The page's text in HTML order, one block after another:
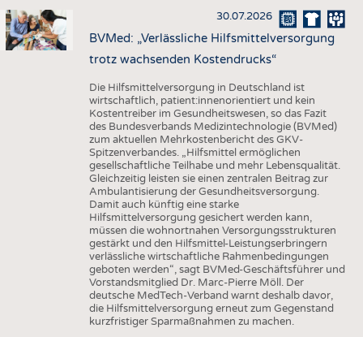
30.07.2026
BVMed: „Verlässliche Hilfsmittelversorgung
trotz wachsenden Kostendrucks“
Die Hilfsmittelversorgung in Deutschland ist
wirtschaftlich, patient:innenorientiert und kein
Kostentreiber im Gesundheitswesen, so das Fazit
des Bundesverbands Medizintechnologie (BVMed)
zum aktuellen Mehrkostenbericht des GKV-
Spitzenverbandes. „Hilfsmittel ermöglichen
gesellschaftliche Teilhabe und mehr Lebensqualität.
Gleichzeitig leisten sie einen zentralen Beitrag zur
Ambulantisierung der Gesundheitsversorgung.
Damit auch künftig eine starke
Hilfsmittelversorgung gesichert werden kann,
müssen die wohnortnahen Versorgungsstrukturen
gestärkt und den Hilfsmittel-Leistungserbringern
verlässliche wirtschaftliche Rahmenbedingungen
geboten werden“, sagt BVMed-Geschäftsführer und
Vorstandsmitglied Dr. Marc-Pierre Möll. Der
deutsche MedTech-Verband warnt deshalb davor,
die Hilfsmittelversorgung erneut zum Gegenstand
kurzfristiger Sparmaßnahmen zu machen.